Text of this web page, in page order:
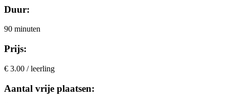
Duur:
90 minuten
Prijs:
€ 3.00 / leerling
Aantal vrije plaatsen: